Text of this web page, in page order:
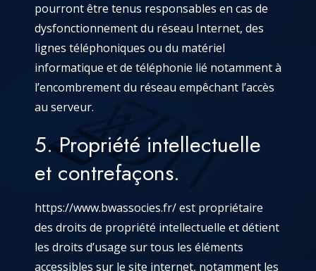
pourront être tenus responsables en cas de
dysfonctionnement du réseau Internet, des
lignes téléphoniques ou du matériel
informatique et de téléphonie lié notamment à
l’encombrement du réseau empêchant l’accès
au serveur.
5. Propriété intellectuelle
et contrefaçons.
https://www.bwassocies.fr/est propriétaire
des droits de propriété intellectuelle et détient
les droits d’usage sur tous les éléments
accessibles sur le site internet, notamment les